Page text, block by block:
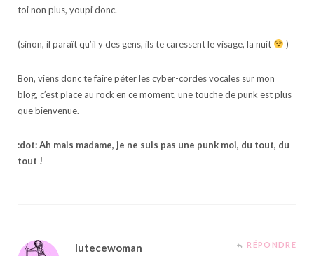
toi non plus, youpi donc.
(sinon, il paraît qu’il y des gens, ils te caressent le visage, la nuit )
Bon, viens donc te faire péter les cyber-cordes vocales sur mon
blog, c’est place au rock en ce moment, une touche de punk est plus
que bienvenue.
:dot: Ah mais madame, je ne suis pas une punk moi, du tout, du
tout !
lutecewoman RÉPONDRE